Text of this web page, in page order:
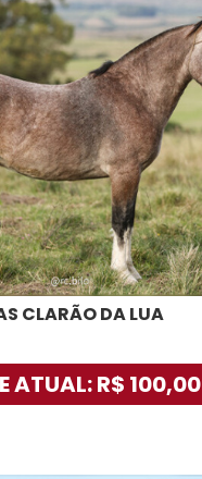
CLARÃO DA LUA
ATUAL: R$ 100,00